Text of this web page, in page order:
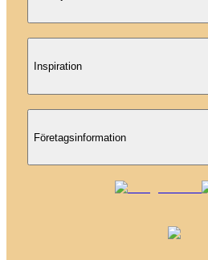
Inspiration
Företagsinformation